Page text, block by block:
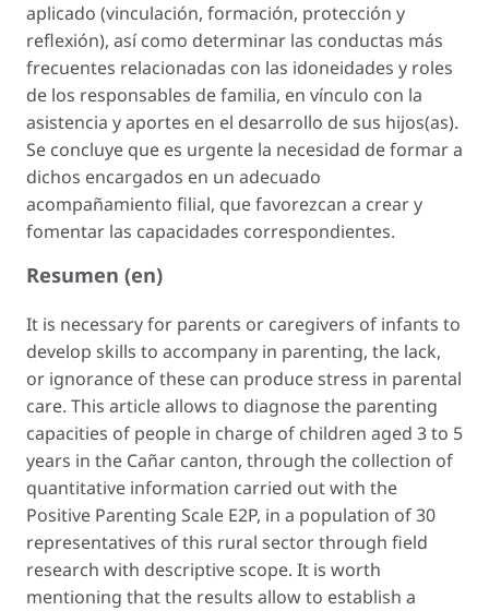
aplicado (vinculación, formación, protección y
reflexión), así como determinar las conductas más
frecuentes relacionadas con las idoneidades y roles
de los responsables de familia, en vínculo con la
asistencia y aportes en el desarrollo de sus hijos(as).
Se concluye que es urgente la necesidad de formar a
dichos encargados en un adecuado
acompañamiento filial, que favorezcan a crear y
fomentar las capacidades correspondientes.
Resumen (en)
It is necessary for parents or caregivers of infants to
develop skills to accompany in parenting, the lack,
or ignorance of these can produce stress in parental
care. This article allows to diagnose the parenting
capacities of people in charge of children aged 3 to 5
years in the Cañar canton, through the collection of
quantitative information carried out with the
Positive Parenting Scale E2P, in a population of 30
representatives of this rural sector through field
research with descriptive scope. It is worth
mentioning that the results allow to establish a